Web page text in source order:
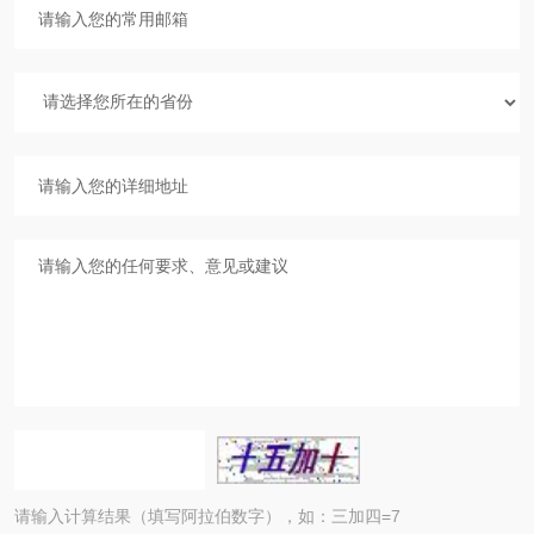
请输入计算结果（填写阿拉伯数字），如：三加四=7